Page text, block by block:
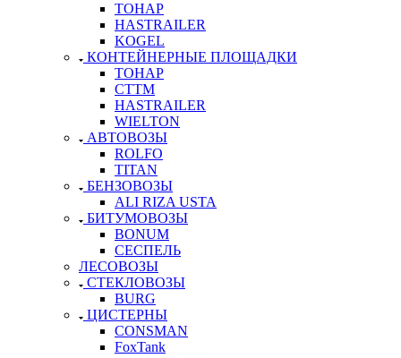
ТОНАР
HASTRAILER
KOGEL
КОНТЕЙНЕРНЫЕ ПЛОЩАДКИ
ТОНАР
CTTM
HASTRAILER
WIELTON
АВТОВОЗЫ
ROLFO
TITAN
БЕНЗОВОЗЫ
ALI RIZA USTA
БИТУМОВОЗЫ
BONUM
СЕСПЕЛЬ
ЛЕСОВОЗЫ
СТЕКЛОВОЗЫ
BURG
ЦИСТЕРНЫ
CONSMAN
FoxTank